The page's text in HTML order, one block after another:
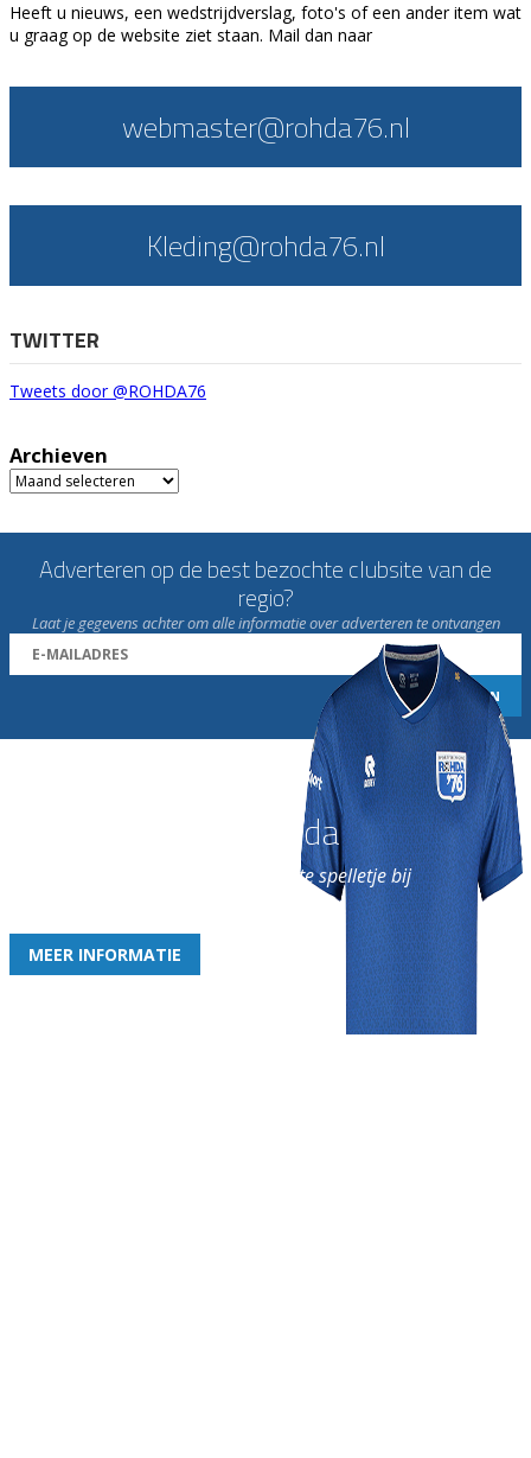
Heeft u nieuws, een wedstrijdverslag, foto's of een ander item wat
u graag op de website ziet staan. Mail dan naar
webmaster@rohda76.nl
Kleding@rohda76.nl
TWITTER
Tweets door @ROHDA76
Archieven
Archieven
Adverteren op de best bezochte clubsite van de
regio?
Laat je gegevens achter om alle informatie over adverteren te ontvangen
Word nu lid van Rohda
en geniet iedere week van het leukste spelletje bij
MEER INFORMATIE